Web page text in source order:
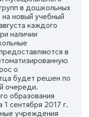
в дошкольных
новый учебный
каждого
наличии
в
о
будет решен по
очереди.
образования
сентября 2017 г.
учреждения